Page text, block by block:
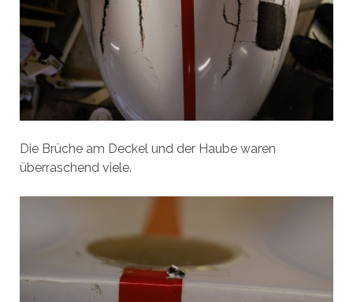
Die Brüche am Deckel und der Haube waren
überraschend viele.